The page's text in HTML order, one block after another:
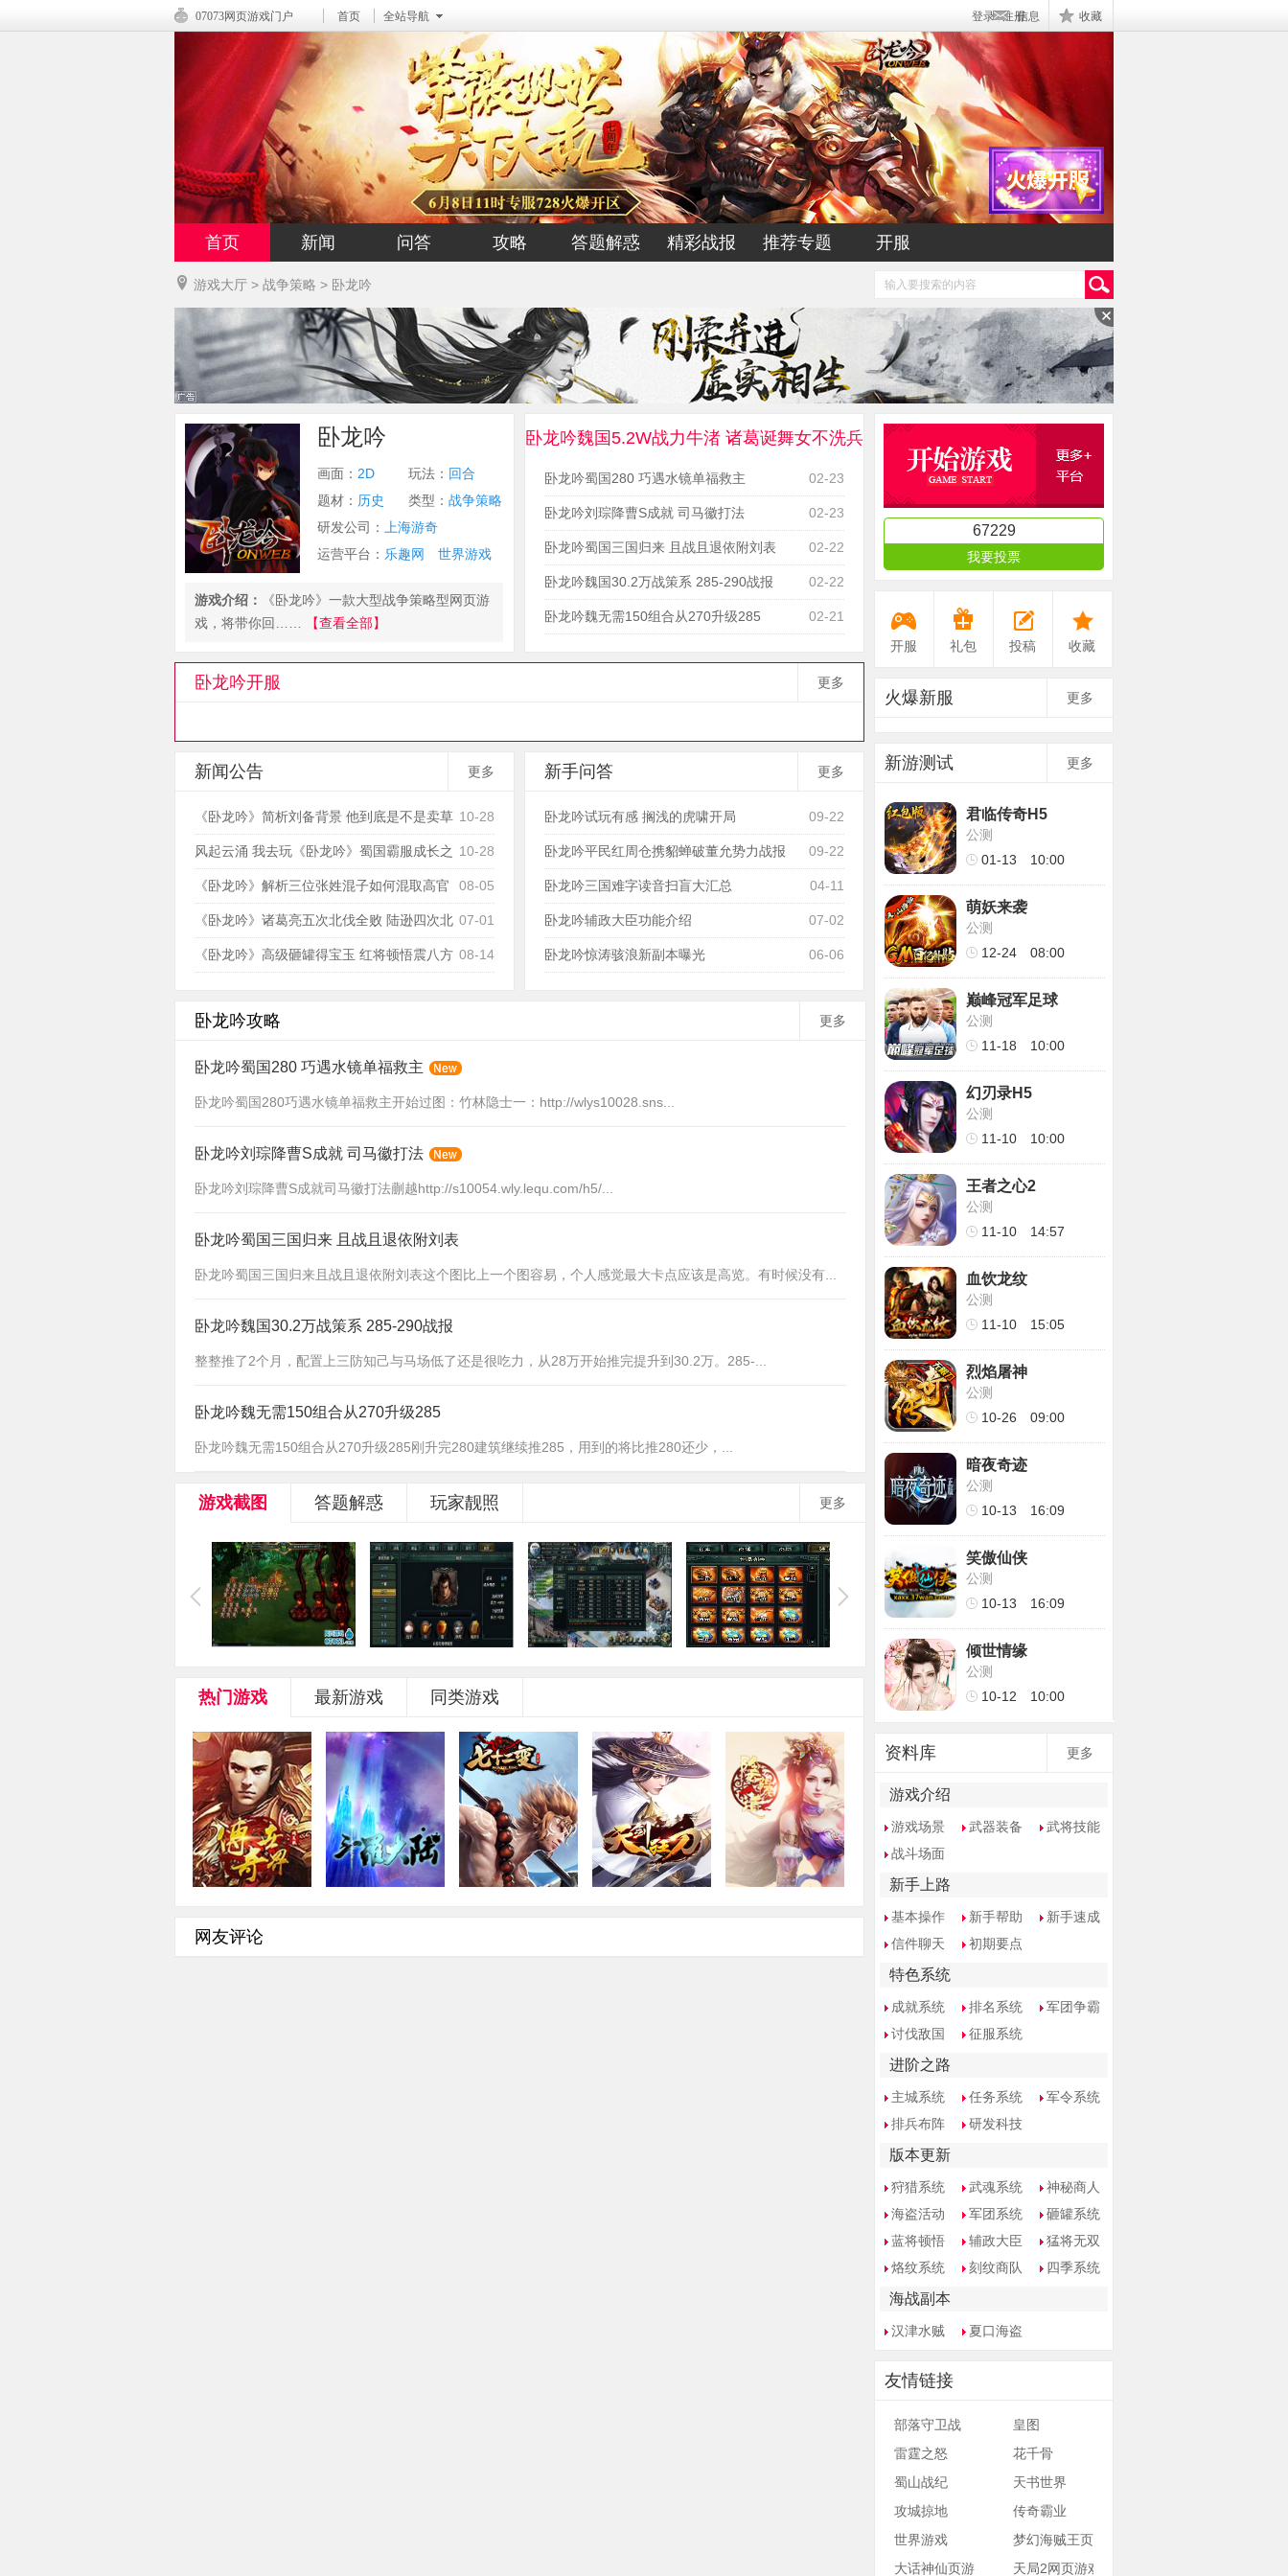
07073网页游戏门户 首页 全站导航 登录|注册信息 收藏
首页 新闻 问答 攻略 答题解惑 精彩战报 推荐专题 开服
游戏大厅 > 战争策略 > 卧龙吟
卧龙吟
画面： 2D 玩法： 回合
题材： 历史 类型： 战争策略
研发公司：
上海游奇
运营平台： 乐趣网 世界游戏
游戏介绍：
《卧龙吟》一款大型战争策略型网页游
戏，将带你回……
【查看全部】
卧龙吟魏国5.2W战力牛渚 诸葛诞舞女不洗兵
02-23
卧龙吟蜀国280 巧遇水镜单福救主
02-23
卧龙吟刘琮降曹S成就 司马徽打法
02-22
卧龙吟蜀国三国归来 且战且退依附刘表
02-22
卧龙吟魏国30.2万战策系 285-290战报
02-21
卧龙吟魏无需150组合从270升级285
卧龙吟开服 更多
新闻公告 更多
10-28
《卧龙吟》简析刘备背景 他到底是不是卖草
鞋的？ 10-28
风起云涌 我去玩《卧龙吟》蜀国霸服成长之
路 08-05
《卧龙吟》解析三位张姓混子如何混取高官
07-01
《卧龙吟》诸葛亮五次北伐全败 陆逊四次北
伐全胜 08-14
《卧龙吟》高级砸罐得宝玉 红将顿悟震八方
新手问答 更多
09-22
卧龙吟试玩有感 搁浅的虎啸开局
09-22
卧龙吟平民红周仓携貂蝉破董允势力战报
04-11
卧龙吟三国难字读音扫盲大汇总
07-02
卧龙吟辅政大臣功能介绍
06-06
卧龙吟惊涛骇浪新副本曝光
卧龙吟攻略 更多
卧龙吟蜀国280 巧遇水镜单福救主
卧龙吟蜀国280巧遇水镜单福救主开始过图：竹林隐士一：http://wlys10028.sns...
卧龙吟刘琮降曹S成就 司马徽打法
卧龙吟刘琮降曹S成就司马徽打法蒯越http://s10054.wly.lequ.com/h5/...
卧龙吟蜀国三国归来 且战且退依附刘表
卧龙吟蜀国三国归来且战且退依附刘表这个图比上一个图容易，个人感觉最大卡点应该是高览。有时候没有...
卧龙吟魏国30.2万战策系 285-290战报
整整推了2个月，配置上三防知己与马场低了还是很吃力，从28万开始推完提升到30.2万。285-...
卧龙吟魏无需150组合从270升级285
卧龙吟魏无需150组合从270升级285刚升完280建筑继续推285，用到的将比推280还少，...
更多
游戏截图 答题解惑 玩家靓照
热门游戏 最新游戏 同类游戏
角色扮演·2.5D·即时
网友评论
67229
我要投票
开服 礼包 投稿 收藏
火爆新服 更多
新游测试 更多
君临传奇H5
公测
01-13 10:00
萌妖来袭
公测
12-24 08:00
巅峰冠军足球
公测
11-18 10:00
幻刃录H5
公测
11-10 10:00
王者之心2
公测
11-10 14:57
血饮龙纹
公测
11-10 15:05
烈焰屠神
公测
10-26 09:00
暗夜奇迹
公测
10-13 16:09
笑傲仙侠
公测
10-13 16:09
倾世情缘
公测
10-12 10:00
资料库 更多
游戏介绍
游戏场景 武器装备
武将技能
战斗场面
新手上路
基本操作 新手帮助
新手速成
信件聊天
初期要点
特色系统
成就系统 排名系统
军团争霸
讨伐敌国
征服系统
进阶之路
主城系统 任务系统
军令系统
排兵布阵
研发科技
版本更新
狩猎系统 武魂系统
神秘商人
海盗活动
军团系统
砸罐系统
蓝将顿悟
辅政大臣
猛将无双
烙纹系统
刻纹商队 四季系统
海战副本
汉津水贼 夏口海盗
友情链接
部落守卫战
皇图
雷霆之怒
花千骨
蜀山战纪
天书世界
攻城掠地
传奇霸业
世界游戏
梦幻海贼王页游开服
大话神仙页游开服
天局2网页游戏开服表